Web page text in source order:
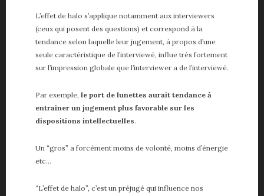
L’effet de halo s’applique notamment aux interviewers
(ceux qui posent des questions) et correspond à la
tendance selon laquelle leur jugement, à propos d’une
seule caractéristique de l’interviewé, influe très fortement
sur l’impression globale que l’interviewer a de l’interviewé.
Par exemple, le port de lunettes aurait tendance à
entraîner un jugement plus favorable sur les
dispositions intellectuelles.
Un “gros” a forcément moins de volonté, moins d’énergie
etc…
“L’effet de halo”, c’est un préjugé qui influence nos